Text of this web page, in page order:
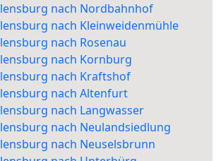
nach Nordbahnhof
nach Kleinweidenmühle
nach Rosenau
nach Kornburg
nach Kraftshof
nach Altenfurt
nach Langwasser
nach Neulandsiedlung
nach Neuselsbrunn